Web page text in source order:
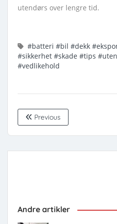
utendørs over lengre tid.
#batteri #bil #dekk
#sikkerhet #skade #tips
#vedlikehold
Previous
Andre artikler